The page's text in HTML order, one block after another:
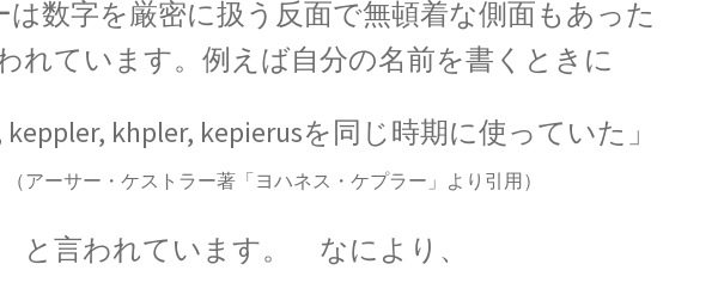
プレヒト・ベーテ J・C・マクスウェル
キューリー J・J・サクライ
は数字を厳密に扱う反面で無頓着な側面もあった
れています。例えば自分の名前を書くときに
keppler, khpler, kepierusを同じ時期に使っていた」
（アーサー・ケストラー著「ヨハネス・ケプラー」より引用）
と言われています。 なにより、